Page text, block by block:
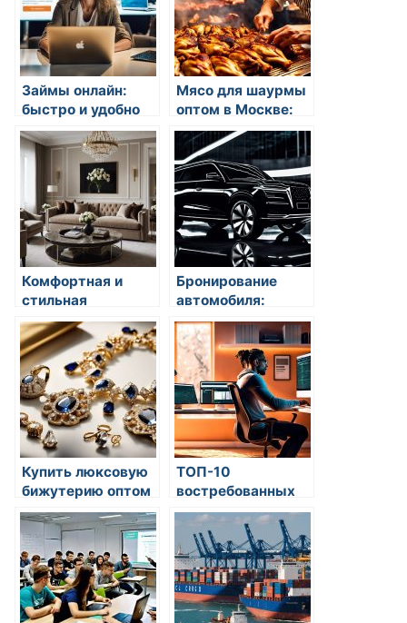
Займы онлайн:
быстро и удобно
Мясо для шаурмы
оптом в Москве:
купить куриную
заготовку для
шавермы от
поставщика
Комфортная и
стильная
дизайнерская
мебель в Москве –
лучший выбор от
COMO CASA
Бронирование
автомобиля:
современная
технология,
обеспечивающая
безопасность
Купить люксовую
бижутерию оптом
от производителя
премиум качества
KALINKA
ТОП-10
востребованных
удаленных
профессий в 2024
году